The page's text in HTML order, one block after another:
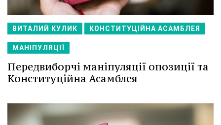
ВИТАЛИЙ КУЛИК КОНСТИТУЦІЙНА АСАМБЛЕЯ
МАНІПУЛЯЦІЇ
Передвиборчі маніпуляції опозиції та
Конституційна Асамблея